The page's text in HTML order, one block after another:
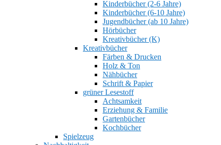
Kinderbücher (2-6 Jahre)
Kinderbücher (6-10 Jahre)
Jugendbücher (ab 10 Jahre)
Hörbücher
Kreativbücher (K)
Kreativbücher
Färben & Drucken
Holz & Ton
Nähbücher
Schrift & Papier
grüner Lesestoff
Achtsamkeit
Erziehung & Familie
Gartenbücher
Kochbücher
Spielzeug